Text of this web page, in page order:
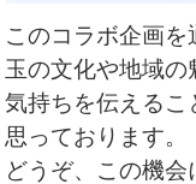
このコラボ企画
玉の文化や地域
気持ちを伝えるこ
思っております。
どうぞ、この機会